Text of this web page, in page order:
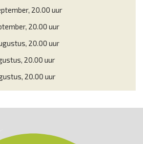
20.00 uur
20.00 uur
20.00 uur
20.00 uur
20.00 uur